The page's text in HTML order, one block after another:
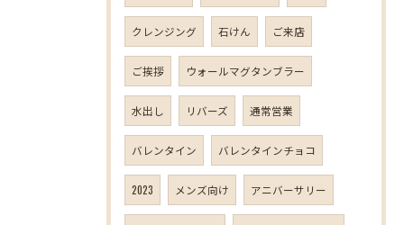
クレンジング 石けん ご来店
ご挨拶 ウォールマグタンブラー
水出し リバーズ 通常営業
バレンタイン バレンタインチョコ
2023 メンズ向け アニバーサリー